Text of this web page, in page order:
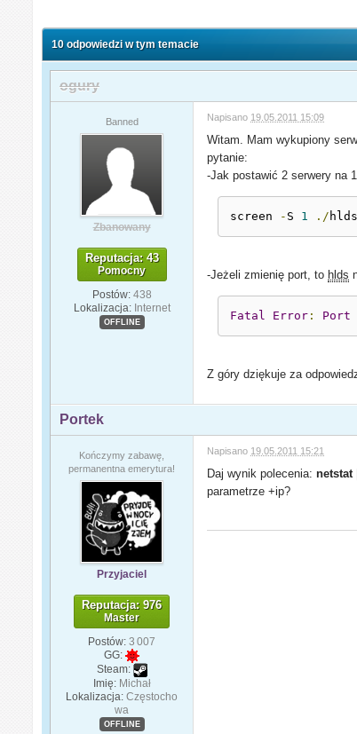
10 odpowiedzi w tym temacie
ogury
Banned
Zbanowany
Reputacja: 43
Pomocny
Postów: 438
Lokalizacja: Internet
OFFLINE
Napisano 19.05.2011 15:09
Witam. Mam wykupiony
pytanie:
-Jak postawić 2 serwery na
screen - S 1 ./
-Jeżeli zmienię port, to hlds
Fatal Error : Port
Z góry dziękuje za
Portek
Kończymy zabawę,
permanentna emerytura!
Przyjaciel
Reputacja: 976
Master
Postów: 3 007
GG:
Steam:
Imię: Michał
Lokalizacja: Częstocho
wa
OFFLINE
Napisano 19.05.2011 15:21
Daj wynik polecenia:netstat
parametrze +ip?